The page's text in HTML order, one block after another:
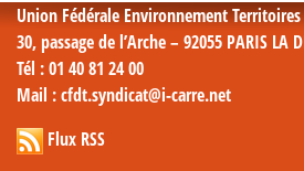
Union Fédérale Environnement
30, passage de l’Arche – 92055 PARIS LA
Tél : 01 40 81 24 00
Mail : cfdt.syndicat@i-carre.net
Flux RSS